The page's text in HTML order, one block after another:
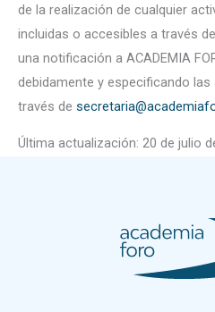
de la realización de cualquier
incluidas o accesibles a través
una notificación a ACADEMIA
debidamente y especificando
través de
Última actualización: 20 de julio